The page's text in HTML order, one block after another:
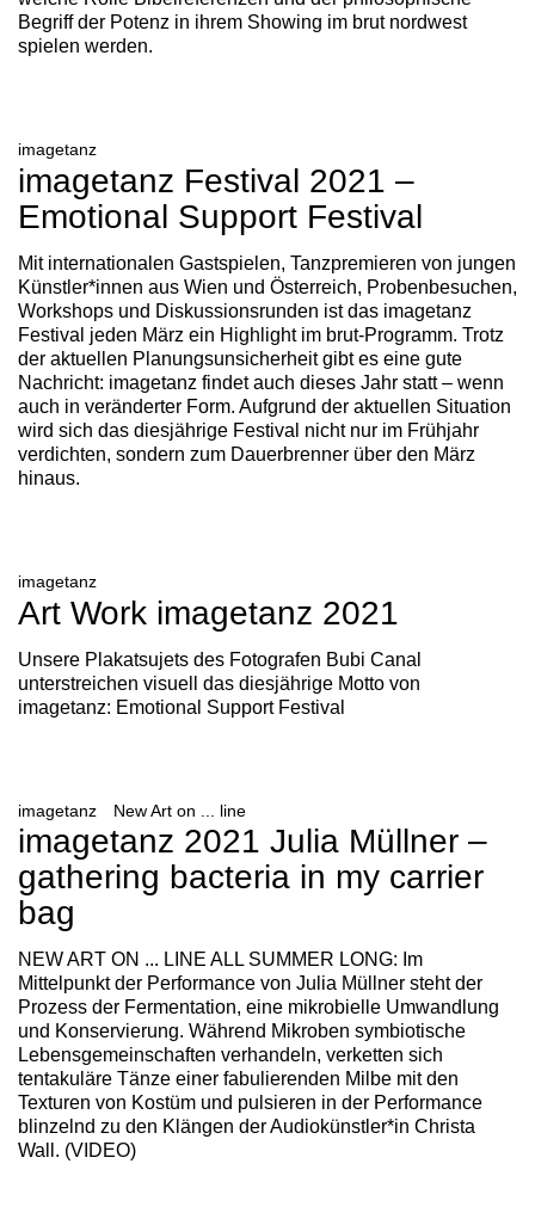
Begriff der Potenz in ihrem Showing im brut nordwest
spielen werden.
imagetanz
imagetanz Festival 2021 –
Emotional Support Festival
Mit internationalen Gastspielen, Tanzpremieren von jungen
Künstler*innen aus Wien und Österreich, Probenbesuchen,
Workshops und Diskussionsrunden ist das imagetanz
Festival jeden März ein Highlight im brut-Programm. Trotz
der aktuellen Planungsunsicherheit gibt es eine gute
Nachricht: imagetanz findet auch dieses Jahr statt – wenn
auch in veränderter Form. Aufgrund der aktuellen Situation
wird sich das diesjährige Festival nicht nur im Frühjahr
verdichten, sondern zum Dauerbrenner über den März
hinaus.
imagetanz
Art Work imagetanz 2021
Unsere Plakatsujets des Fotografen Bubi Canal
unterstreichen visuell das diesjährige Motto von
imagetanz: Emotional Support Festival
imagetanz New Art on ... line
imagetanz 2021 Julia Müllner –
gathering bacteria in my carrier
bag
NEW ART ON ... LINE ALL SUMMER LONG: Im
Mittelpunkt der Performance von Julia Müllner steht der
Prozess der Fermentation, eine mikrobielle Umwandlung
und Konservierung. Während Mikroben symbiotische
Lebensgemeinschaften verhandeln, verketten sich
tentakuläre Tänze einer fabulierenden Milbe mit den
Texturen von Kostüm und pulsieren in der Performance
blinzelnd zu den Klängen der Audiokünstler*in Christa
Wall. (VIDEO)